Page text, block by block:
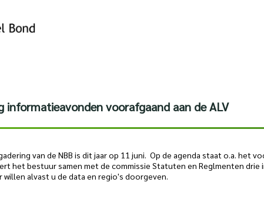
informatieavonden voorafgaand aan de ALV
van de NBB is dit jaar op 11 juni. Op de agenda staat o.a. het
het bestuur samen met de commissie Statuten en Reglmenten
willen alvast u de data en regio's doorgeven.